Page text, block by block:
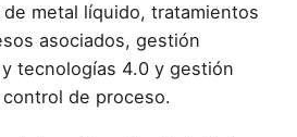
metal líquido, tratamientos
asociados, gestión
tecnologías 4.0 y gestión
de proceso.